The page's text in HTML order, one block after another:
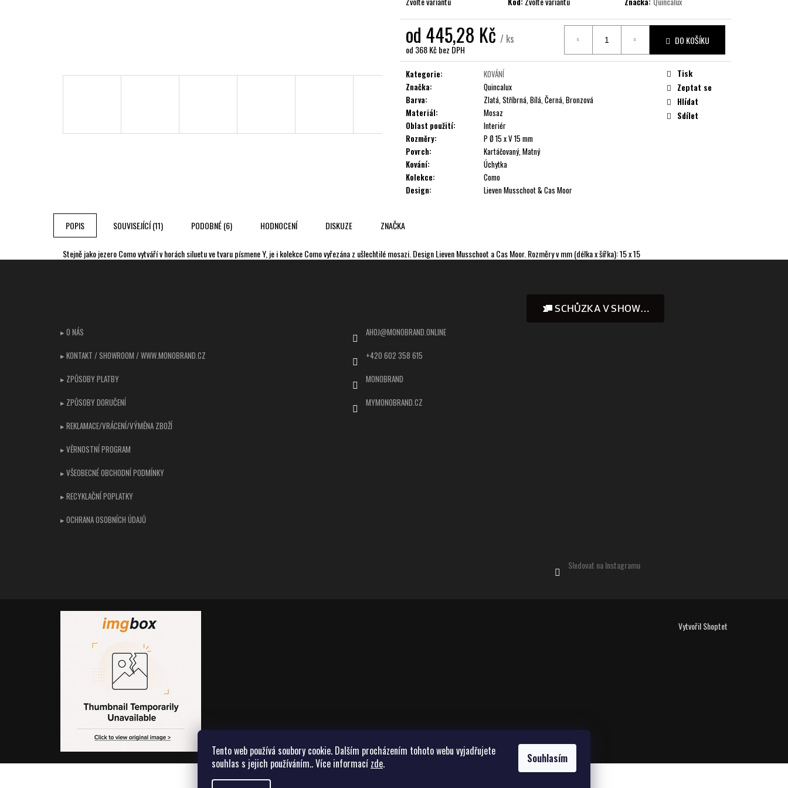
Tento web používá soubory cookie. Dalším procházením tohoto webu vyjadřujete
souhlas s jejich používáním.. Více informací zde. Souhlasím
od 445,28 Kč / ks
od 368 Kčbez DPH
Měrná
cena:
DO KOŠÍKU
Kategorie:
KOVÁNÍ
Značka:
Quincalux
Barva:
Zlatá, Stříbrná, Bílá, Černá, Bronzová
Materiál:
Mosaz
Oblast použití:
Interiér
Rozměry:
P Ø 15 x V 15 mm
Povrch:
Kartáčovaný, Matný
Kování:
Úchytka
Kolekce:
Como
Design: Lieven Musschoot & Cas Moor
Tisk
Zeptat se
Hlídat
Sdílet
POPIS SOUVISEJÍCÍ (11) PODOBNÉ (6) HODNOCENÍ DISKUZE ZNAČKA
Stejně jako jezero Como vytváří v horách siluetu ve tvaru písmene Y, je i kolekce Como vyřezána z ušlechtilé mosazi. Design Lieven Musschoot a Cas Moor. Rozměry v mm (délka x šířka): 15 x 15
Z
▸ O NÁS
▸ KONTAKT / SHOWROOM / WWW.MONOBRAND.CZ
▸ ZPŮSOBY PLATBY
▸ ZPŮSOBY DORUČENÍ
▸ REKLAMACE/VRÁCENÍ/VÝMĚNA ZBOŽÍ
▸ VĚRNOSTNÍ PROGRAM
▸ VŠEOBECNÉ OBCHODNÍ PODMÍNKY
▸ RECYKLAČNÍ POPLATKY
▸ OCHRANA OSOBNÍCH ÚDAJŮ
AHOJ@MONOBRAND.ONLINE
+420 602 358 615
MONOBRAND
MYMONOBRAND.CZ
SCHŮZKA V SHOWROOMU
Sledovat na Instagramu
Vytvořil Shoptet